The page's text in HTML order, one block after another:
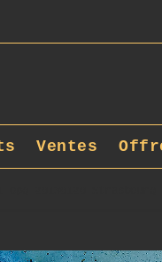
Ventes